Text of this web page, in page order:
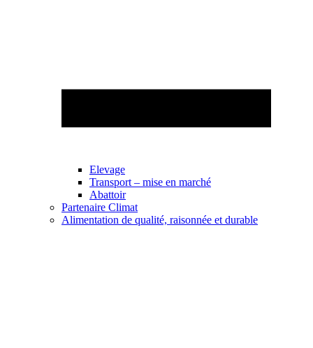
Elevage
Transport – mise en marché
Abattoir
Partenaire Climat
Alimentation de qualité, raisonnée et durable